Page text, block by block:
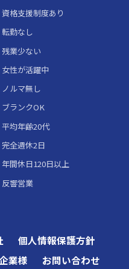
資格支援制度あり
転勤なし
残業少ない
女性が活躍中
ノルマ無し
ブランクOK
平均年齢20代
完全週休2日
年間休日120日以上
反響営業
個人情報保護方針
業様 お問い合わせ